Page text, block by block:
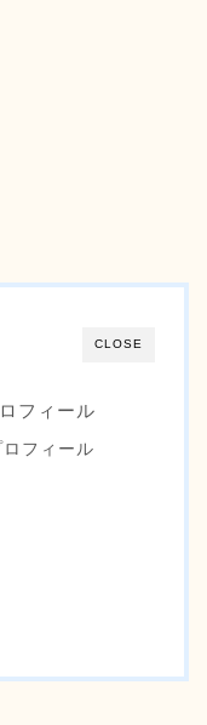
CLOSE
フィール
フィール